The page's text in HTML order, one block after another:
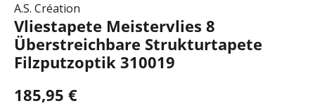
A.S. Création
Vliestapete Meistervlies 8
Überstreichbare Strukturtapete
Filzputzoptik 310019
185,95 €